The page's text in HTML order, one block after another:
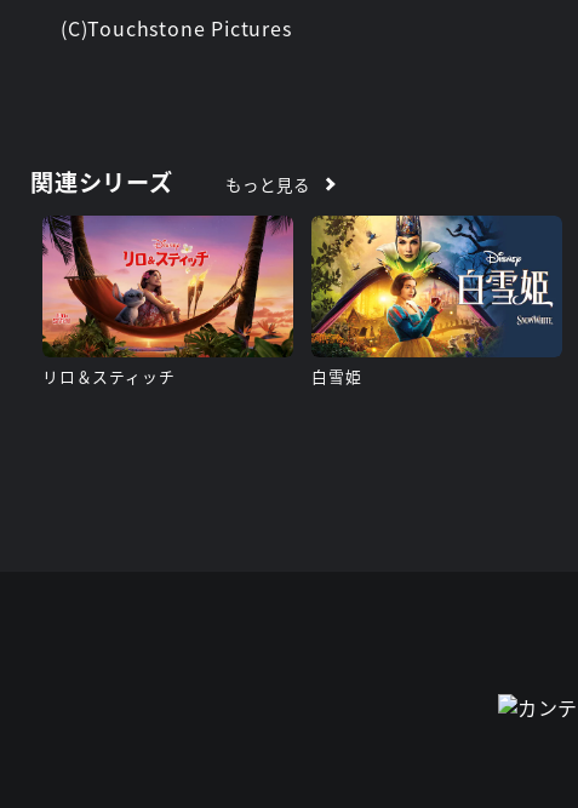
(C)Touchstone Pictures
関連シリーズ もっと見る
リロ＆スティッチ 白雪姫